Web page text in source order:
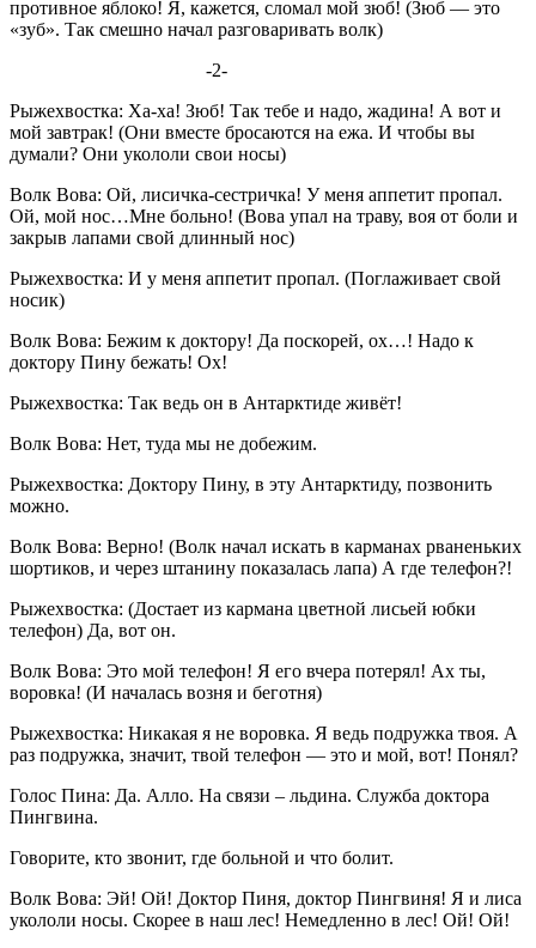
противное яблоко! Я, кажется, сломал мой зюб! (Зюб — это
«зуб». Так смешно начал разговаривать волк)
-2-
Рыжехвостка: Ха-ха! Зюб! Так тебе и надо, жадина! А вот и
мой завтрак! (Они вместе бросаются на ежа. И чтобы вы
думали? Они укололи свои носы)
Волк Вова: Ой, лисичка-сестричка! У меня аппетит пропал.
Ой, мой нос…Мне больно! (Вова упал на траву, воя от боли и
закрыв лапами свой длинный нос)
Рыжехвостка: И у меня аппетит пропал. (Поглаживает свой
носик)
Волк Вова: Бежим к доктору! Да поскорей, ох…! Надо к
доктору Пину бежать! Ох!
Рыжехвостка: Так ведь он в Антарктиде живёт!
Волк Вова: Нет, туда мы не добежим.
Рыжехвостка: Доктору Пину, в эту Антарктиду, позвонить
можно.
Волк Вова: Верно! (Волк начал искать в карманах рваненьких
шортиков, и через штанину показалась лапа) А где телефон?!
Рыжехвостка: (Достает из кармана цветной лисьей юбки
телефон) Да, вот он.
Волк Вова: Это мой телефон! Я его вчера потерял! Ах ты,
воровка! (И началась возня и беготня)
Рыжехвостка: Никакая я не воровка. Я ведь подружка твоя. А
раз подружка, значит, твой телефон — это и мой, вот! Понял?
Голос Пина: Да. Алло. На связи – льдина. Служба доктора
Пингвина.
Говорите, кто звонит, где больной и что болит.
Волк Вова: Эй! Ой! Доктор Пиня, доктор Пингвиня! Я и лиса
укололи носы. Скорее в наш лес! Немедленно в лес! Ой! Ой!